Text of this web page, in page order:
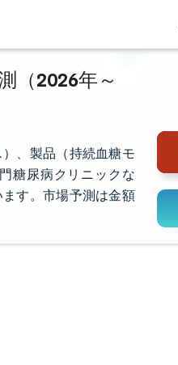
（2026年～
、製品（持続血糖モ
糖尿病クリニックな
す。市場予測は金額